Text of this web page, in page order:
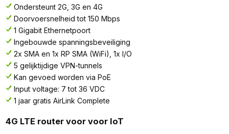
Ondersteunt 2G, 3G en 4G
Doorvoersnelheid tot 150 Mbps
1 Gigabit Ethernetpoort
Ingebouwde spanningsbeveiliging
2x SMA en 1x RP SMA (WiFi), 1x I/O
5 gelijktijdige VPN-tunnels
Kan gevoed worden via PoE
Input voltage: 7 tot 36 VDC
1 jaar gratis AirLink Complete
4G LTE router voor voor IoT